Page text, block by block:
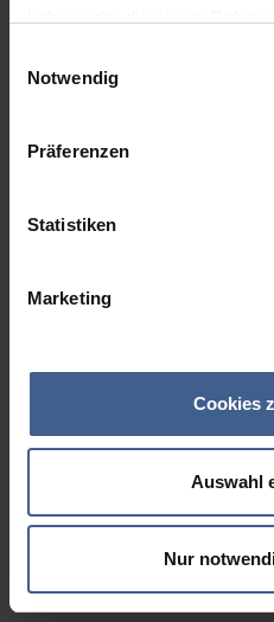
Weitere Informationen finden
Notwendig
Präferenzen
Statistiken
Marketing
Cookies
Auswahl
Nur